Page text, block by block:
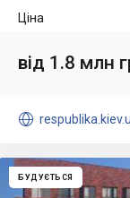
Ціна
від 1.8 млн

БУДУЄТЬСЯ